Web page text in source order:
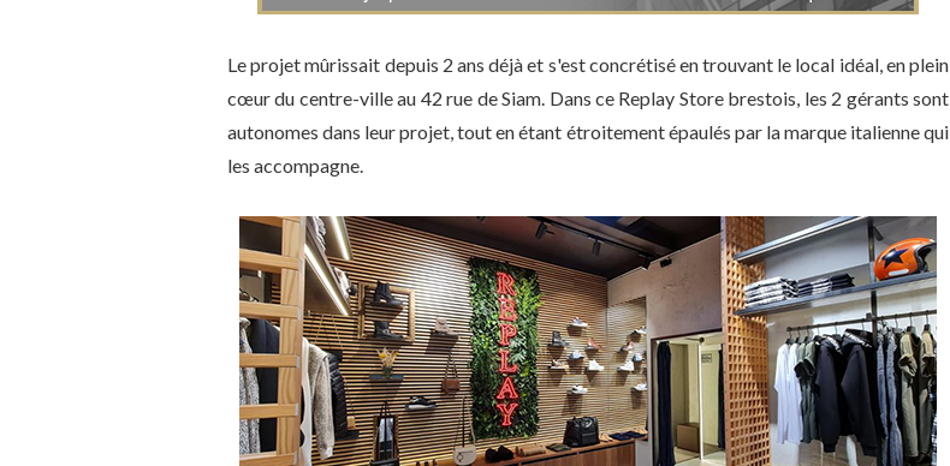
Le projet mûrissait depuis 2 ans déjà et s'est concrétisé en trouvant le local idéal, en plein
cœur du centre-ville au 42 rue de Siam. Dans ce Replay Store brestois, les 2 gérants sont
autonomes dans leur projet, tout en étant étroitement épaulés par la marque italienne qui
les accompagne.